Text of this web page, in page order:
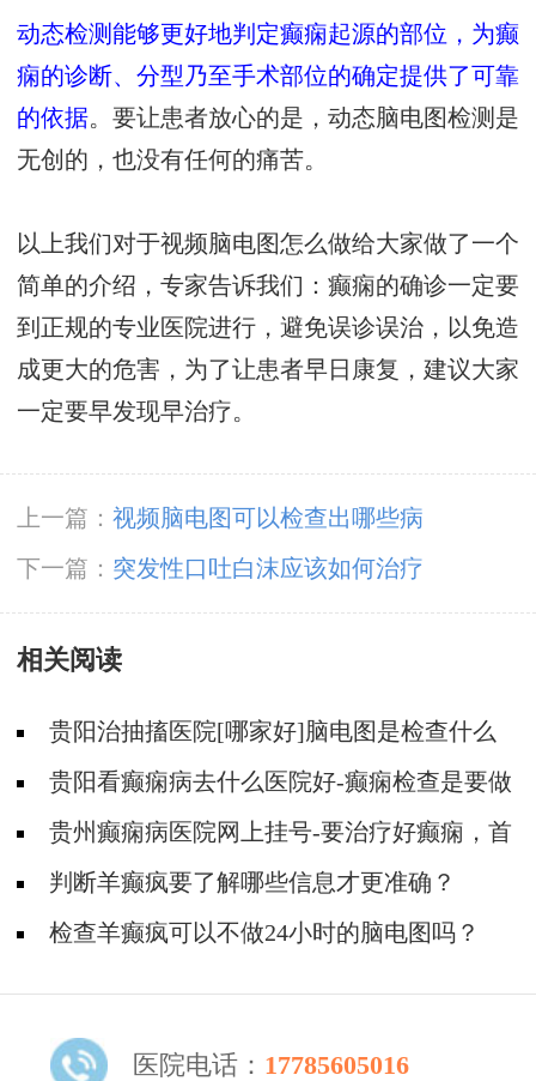
动态检测能够更好地判定癫痫起源的部位，为癫
痫的诊断、分型乃至手术部位的确定提供了可靠
的依据。要让患者放心的是，动态脑电图检测是
无创的，也没有任何的痛苦。
以上我们对于视频脑电图怎么做给大家做了一个
简单的介绍，专家告诉我们：癫痫的确诊一定要
到正规的专业医院进行，避免误诊误治，以免造
成更大的危害，为了让患者早日康复，建议大家
一定要早发现早治疗。
上一篇： 视频脑电图可以检查出哪些病
下一篇： 突发性口吐白沫应该如何治疗
相关阅读
贵阳治抽搐医院[哪家好]脑电图是检查什么
的？贵阳看癫痫病去什么医院好-癫痫检查是要做
哪些检查呢？
贵州癫痫病医院网上挂号-要治疗好癫痫，首
先要确诊
判断羊癫疯要了解哪些信息才更准确？
检查羊癫疯可以不做24小时的脑电图吗？
医院电话： 17785605016